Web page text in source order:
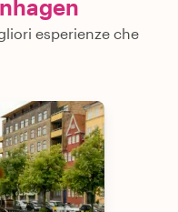
esperienze che